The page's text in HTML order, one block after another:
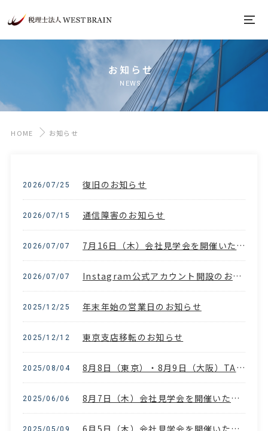
お知らせ
NEWS
HOME お知らせ
2026/07/25 復旧のお知らせ
2026/07/15 通信障害のお知らせ
2026/07/07 7月16日（木）会社見学会を開催いたします
2026/07/07 Instagram公式アカウント開設のお知らせ
2025/12/25 年末年始の営業日のお知らせ
2025/12/12 東京支店移転のお知らせ
2025/08/04 8月8日（東京）・8月9日（大阪）TAC主催 就職イベント参加のお知らせ
2025/06/06 8月7日（木）会社見学会を開催いたします
2025/05/09 6月5日（木）会社見学会を開催いたします